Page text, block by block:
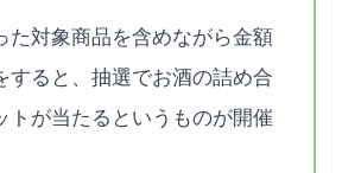
た対象商品を含めながら金額
すると、抽選でお酒の詰め合
トが当たるというものが開催